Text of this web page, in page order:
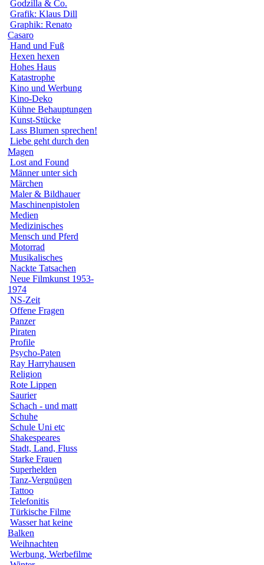
Godzilla & Co.
Grafik: Klaus Dill
Graphik: Renato
Casaro
Hand und Fuß
Hexen hexen
Hohes Haus
Katastrophe
Kino und Werbung
Kino-Deko
Kühne Behauptungen
Kunst-Stücke
Lass Blumen sprechen!
Liebe geht durch den
Magen
Lost and Found
Männer unter sich
Märchen
Maler & Bildhauer
Maschinenpistolen
Medien
Medizinisches
Mensch und Pferd
Motorrad
Musikalisches
Nackte Tatsachen
Neue Filmkunst 1953-
1974
NS-Zeit
Offene Fragen
Panzer
Piraten
Profile
Psycho-Paten
Ray Harryhausen
Religion
Rote Lippen
Saurier
Schach - und matt
Schuhe
Schule Uni etc
Shakespeares
Stadt, Land, Fluss
Starke Frauen
Superhelden
Tanz-Vergnügen
Tattoo
Telefonitis
Türkische Filme
Wasser hat keine
Balken
Weihnachten
Werbung, Werbefilme